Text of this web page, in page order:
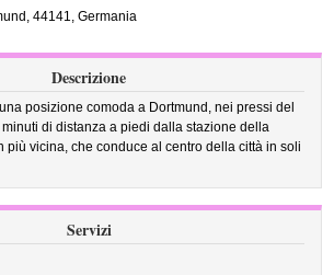
,44141, Germania
Descrizione
posizione comoda a Dortmund, nei pressi del
di distanza a piedi dalla stazione della
più vicina, che conduce al centro della città in soli
Servizi